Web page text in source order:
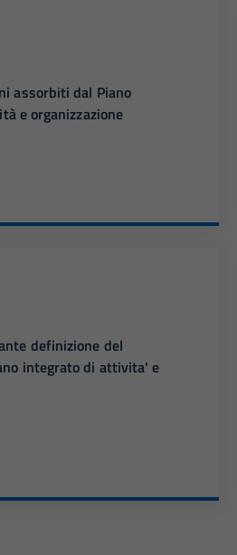
assorbiti dal Piano
e organizzazione
definizione del
integrato di attivita' e